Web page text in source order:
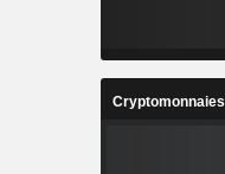
Cryptomonnaies